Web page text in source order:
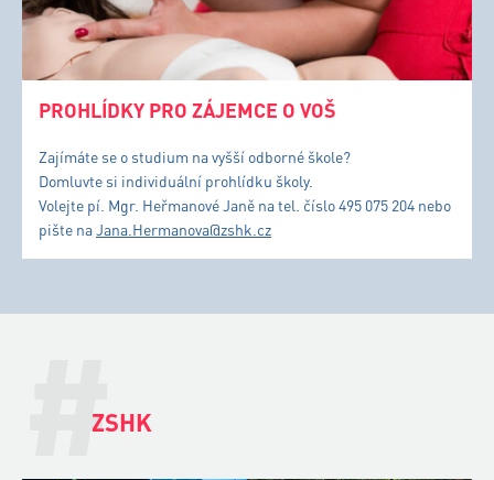
PROHLÍDKY PRO ZÁJEMCE O VOŠ
Zajímáte se o studium na vyšší odborné škole?
Domluvte si individuální prohlídku školy.
Volejte pí. Mgr. Heřmanové Janě na tel. číslo 495 075 204 nebo
pište naJana.Hermanova@zshk.cz
#
ZSHK